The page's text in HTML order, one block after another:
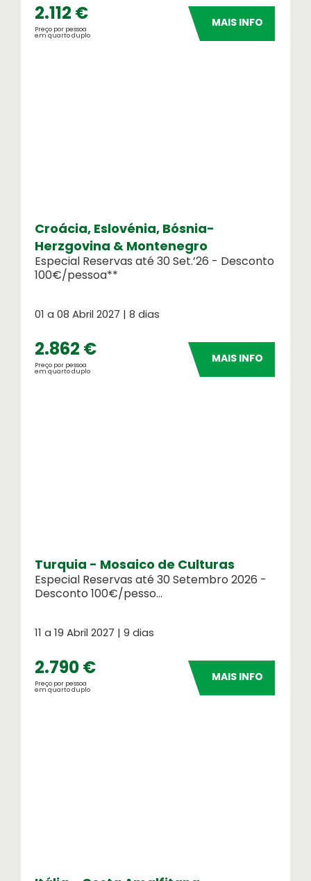
2.112 €
Preço por pessoa
em quarto duplo
MAIS INFO
Croácia, Eslovénia, Bósnia-
Herzgovina & Montenegro
Especial Reservas até 30 Set.’26 - Desconto
100€/pessoa**
01 a 08 Abril 2027 | 8 dias
2.862 €
Preço por pessoa
em quarto duplo
MAIS INFO
Turquia - Mosaico de Culturas
Especial Reservas até 30 Setembro 2026 -
Desconto 100€/pesso...
11 a 19 Abril 2027 | 9 dias
2.790 €
Preço por pessoa
em quarto duplo
MAIS INFO